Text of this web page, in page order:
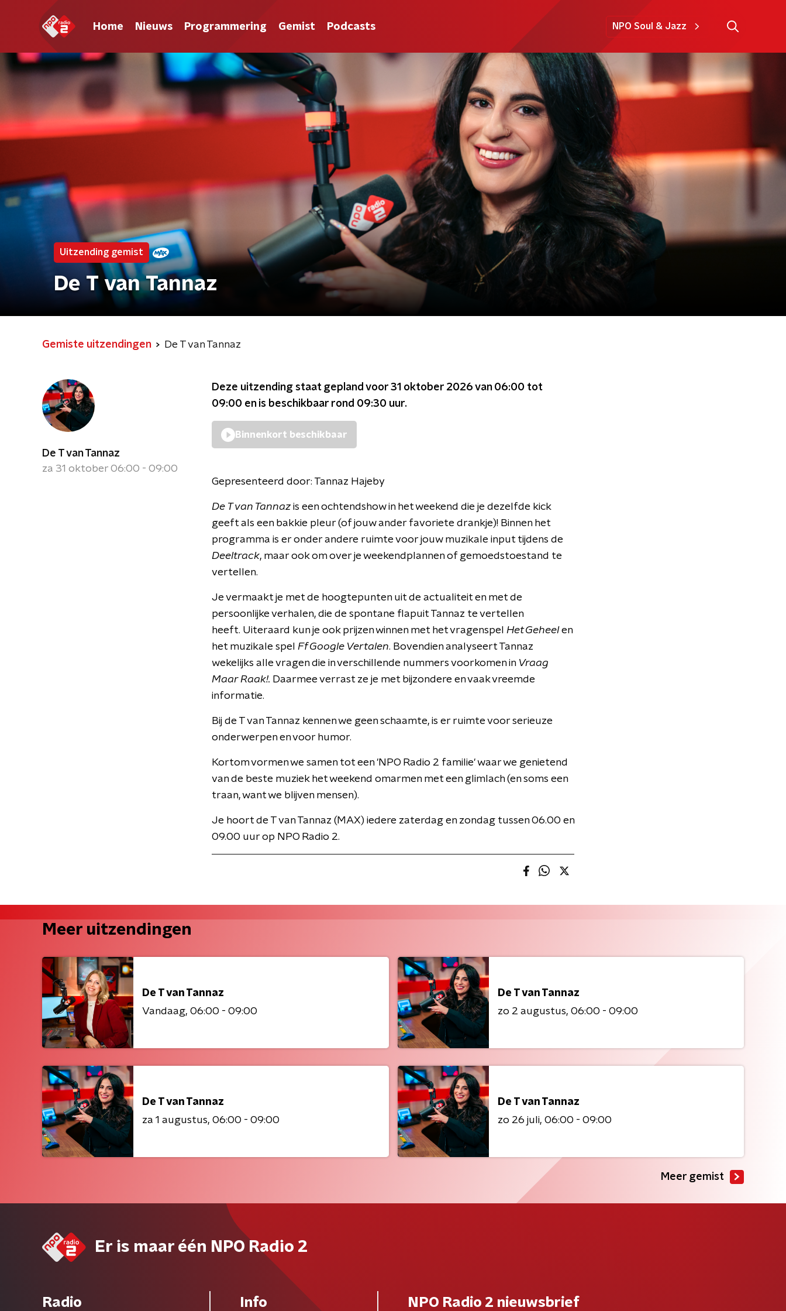
Home Nieuws Programmering Gemist Podcasts NPO Soul & Jazz
Uitzending gemist
De T van Tannaz
Gemiste uitzendingen De T van Tannaz
De T van Tannaz
za 31 oktober 06:00 - 09:00
Deze uitzending staat gepland voor 31 oktober 2026 van 06:00 tot
09:00 en is beschikbaar rond 09:30 uur.
Binnenkort beschikbaar
Gepresenteerd door: Tannaz Hajeby
De T van Tannaz is een ochtendshow in het weekend die je dezelfde kick
geeft als een bakkie pleur (of jouw ander favoriete drankje)! Binnen het
programma is er onder andere ruimte voor jouw muzikale input tijdens de
Deeltrack, maar ook om over je weekendplannen of gemoedstoestand te
vertellen.
Je vermaakt je met de hoogtepunten uit de actualiteit en met de
persoonlijke verhalen, die de spontane flapuit Tannaz te vertellen
heeft. Uiteraard kun je ook prijzen winnen met het vragenspel Het Geheelen
het muzikale spel Ff Google Vertalen. Bovendien analyseert Tannaz
wekelijks alle vragen die in verschillende nummers voorkomen in Vraag
Maar Raak!. Daarmee verrast ze je met bijzondere en vaak vreemde
informatie.
Bij de T van Tannaz kennen we geen schaamte, is er ruimte voor serieuze
onderwerpen en voor humor.
Kortom vormen we samen tot een 'NPO Radio 2 familie' waar we genietend
van de beste muziek het weekend omarmen met een glimlach (en soms een
traan, want we blijven mensen).
Je hoort de T van Tannaz (MAX) iedere zaterdag en zondag tussen 06.00 en
09.00 uur op NPO Radio 2.
Meer uitzendingen
De T van Tannaz
Vandaag 06:00 - 09:00
De T van Tannaz
zo 2 augustus 06:00 - 09:00
De T van Tannaz
za 1 augustus 06:00 - 09:00
De T van Tannaz
zo 26 juli 06:00 - 09:00
Meer gemist
Er is maar één NPO Radio 2
Radio Info NPO Radio 2 nieuwsbrief